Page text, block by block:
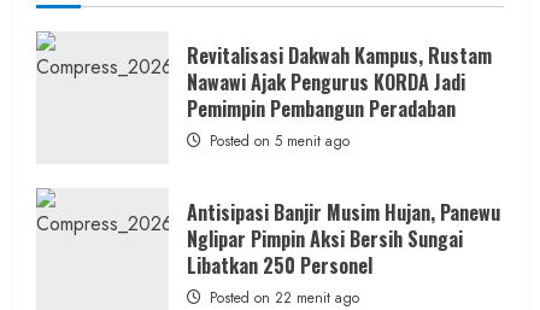
Revitalisasi Dakwah Kampus, Rustam
Nawawi Ajak Pengurus KORDA Jadi
Pemimpin Pembangun Peradaban
Posted on 5 menit ago
Antisipasi Banjir Musim Hujan, Panewu
Nglipar Pimpin Aksi Bersih Sungai
Libatkan 250 Personel
Posted on 22 menit ago